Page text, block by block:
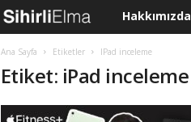
i
h
Hakkımızda
Ana Sayfa Etiketler IPad inceleme
Etiket: iPad inceleme